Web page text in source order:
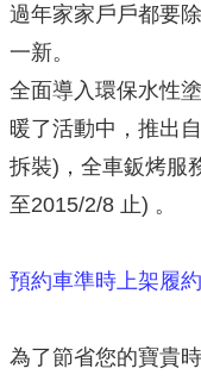
過年家家戶戶都要
一新。
全面導入環保水性
暖了活動中，推出
拆裝)，全車鈑烤服
至2015/2/8 止) 。
預約車準時上架履
為了節省您的寶貴